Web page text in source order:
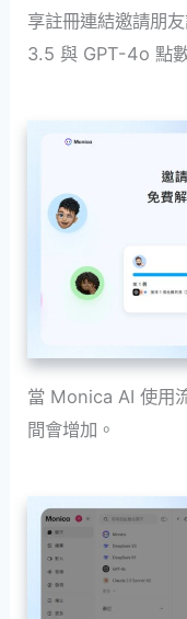
享註冊連結邀請朋
3.5 與 GPT-4o 點
當 Monica AI 使用
間會增加。